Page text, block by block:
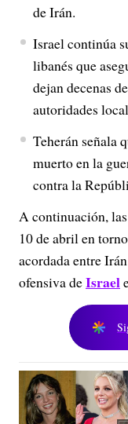
de Irán.
Israel continúa
libanés que
dejan decenas
autoridades
Teherán señala
muerto en la
contra la
A continuación,
10 de abril en
acordada entre
ofensiva deIsrael